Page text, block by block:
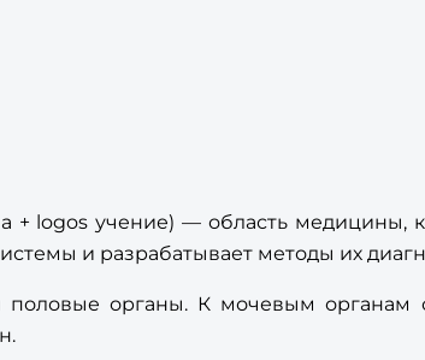
+ logos учение) — область медицины,
и разрабатывает методы их
органы. К мочевым органам